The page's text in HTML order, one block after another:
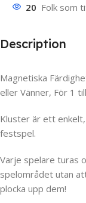
20 Folk som
Description
Magnetiska
eller Vänner, För 1
Kluster är ett
festspel.
Varje spelare turas
spelområdet utan
plocka upp dem!